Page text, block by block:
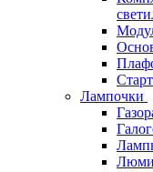
Лампочки